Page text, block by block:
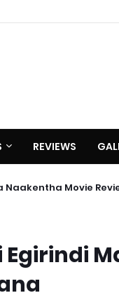
REVIEWS
Naakentha Movie